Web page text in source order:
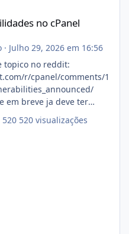
no cPanel
· Julho 29, 2026 em 16:56
topico no reddit:
r/cpanel/comments/1
em breve ja deve ter
520 visualizações